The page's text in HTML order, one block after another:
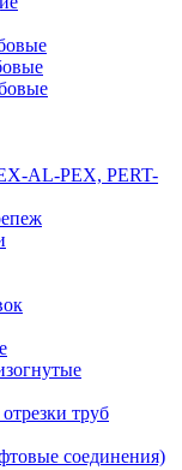
AL-PEX, PERT-
труб
соединения)